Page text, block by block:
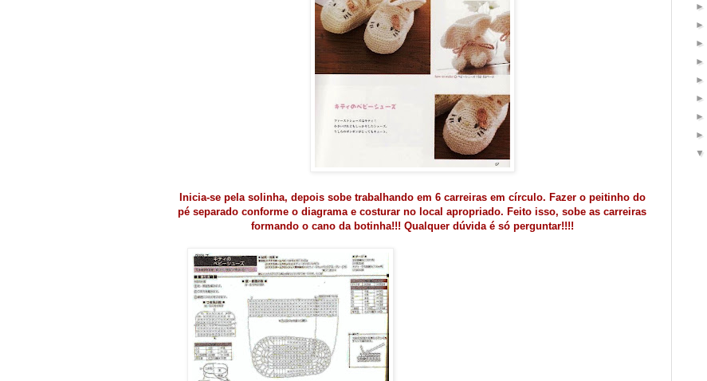
Inicia-se pela solinha, depois sobe trabalhando em 6 carreiras em círculo. Fazer o peitinho do
pé separado conforme o diagrama e costurar no local apropriado. Feito isso, sobe as carreiras
formando o cano da botinha!!! Qualquer dúvida é só perguntar!!!!
►
►
►
►
►
►
►
►
▼